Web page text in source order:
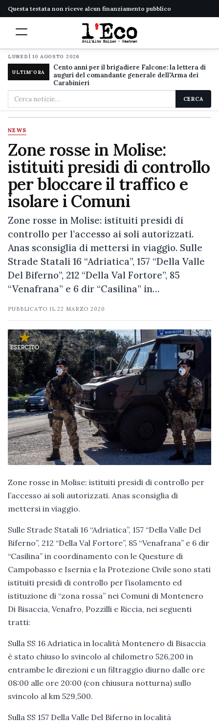
Questa testata non riceve alcun finanziamento pubblico
LUNEDÌ 10 AGOSTO 2026
ULTIM'ORA
Cento anni per il brigadiere Falcone: la lettera di
auguri del comandante generale dell'Arma dei
Carabinieri
Cerca
nel
sito
CERCA
NEWS
Zone rosse in Molise:
istituiti presidi di controllo
per bloccare il traffico e
isolare i Comuni
Zone rosse in Molise: istituiti presidi di
controllo per l’accesso ai soli autorizzati.
Anas sconsiglia di mettersi in viaggio. Sulle
Strade Statali 16 “Adriatica”, 157 “Della Valle
Del Biferno”, 212 “Della Val Fortore”, 85
“Venafrana” e 6 dir “Casilina” in…
PUBBLICATO IL22 MARZO 2020
Zone rosse in Molise: istituiti presidi di controllo per
l’accesso ai soli autorizzati. Anas sconsiglia di
mettersi in viaggio.
Sulle Strade Statali 16 “Adriatica”, 157 “Della Valle Del
Biferno”, 212 “Della Val Fortore”, 85 “Venafrana” e 6 dir
“Casilina” in coordinamento con le Questure di
Campobasso e Isernia e la Protezione Civile sono stati
istituiti presidi di controllo per l’isolamento ed
istituzione di “zona rossa” nei Comuni di Montenero
Di Bisaccia, Venafro, Pozzilli e Riccia, nei seguenti
tratti:
Sulla SS 16 Adriatica in località Montenero di Bisaccia
è stato chiuso lo svincolo al chilometro 526,200 in
entrambe le direzioni e un filtraggio diurno dalle ore
08:00 alle ore 20:00 (con chiusura notturna) sullo
svincolo al km 529,500.
Sulla SS 157 Della Valle Del Biferno in località